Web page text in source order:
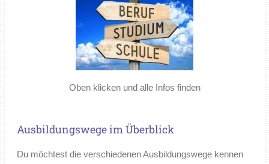
Oben klicken und alle Infos finden
Ausbildungswege im Überblick
Du möchtest die verschiedenen Ausbildungswege kennen